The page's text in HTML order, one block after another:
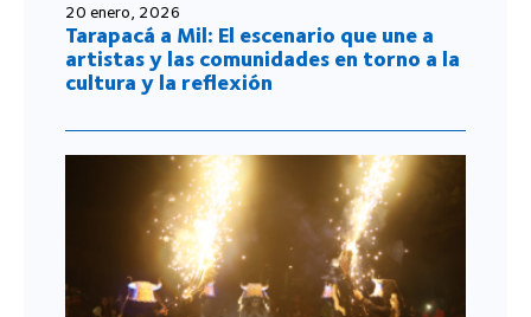
20 enero, 2026
Tarapacá a Mil: El escenario que une a
artistas y las comunidades en torno a la
cultura y la reflexión